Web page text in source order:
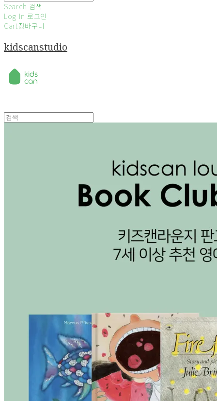
Search 검색
Log In 로그인
Cart장바구니
kidscanstudio